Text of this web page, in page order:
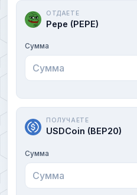
ОТДАЕТЕ
Pepe (PEPE)
Сумма
ПОЛУЧАЕТЕ
USDCoin (BEP20)
Сумма